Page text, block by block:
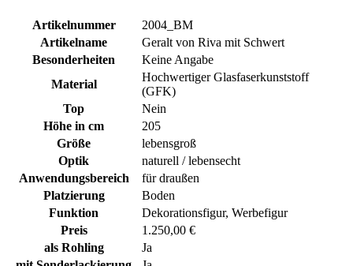
Artikelnummer
2004_BM
Artikelname
Geralt von Riva mit Schwert
Besonderheiten
Keine Angabe
Material
Hochwertiger Glasfaserkunststoff
(GFK)
Top
Nein
Höhe in cm
205
Größe
lebensgroß
Optik
naturell / lebensecht
Anwendungsbereich
für draußen
Platzierung
Boden
Funktion
Dekorationsfigur, Werbefigur
Preis
1.250,00 €
als Rohling
Ja